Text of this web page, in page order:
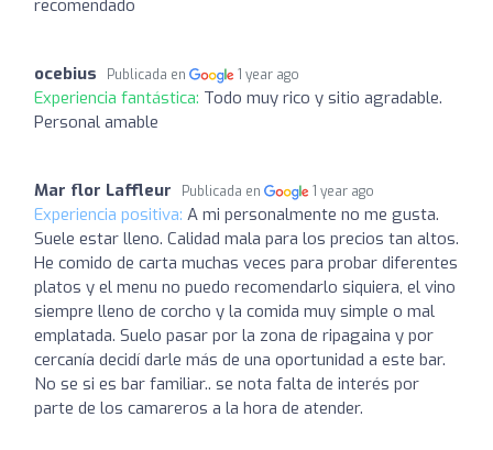
recomendado
ocebius Publicada en 1 year ago
Experiencia fantástica: Todo muy rico y sitio agradable.
Personal amable
Mar flor Laffleur Publicada en 1 year ago
Experiencia positiva: A mi personalmente no me gusta.
Suele estar lleno. Calidad mala para los precios tan altos.
He comido de carta muchas veces para probar diferentes
platos y el menu no puedo recomendarlo siquiera, el vino
siempre lleno de corcho y la comida muy simple o mal
emplatada. Suelo pasar por la zona de ripagaina y por
cercanía decidí darle más de una oportunidad a este bar.
No se si es bar familiar.. se nota falta de interés por
parte de los camareros a la hora de atender.